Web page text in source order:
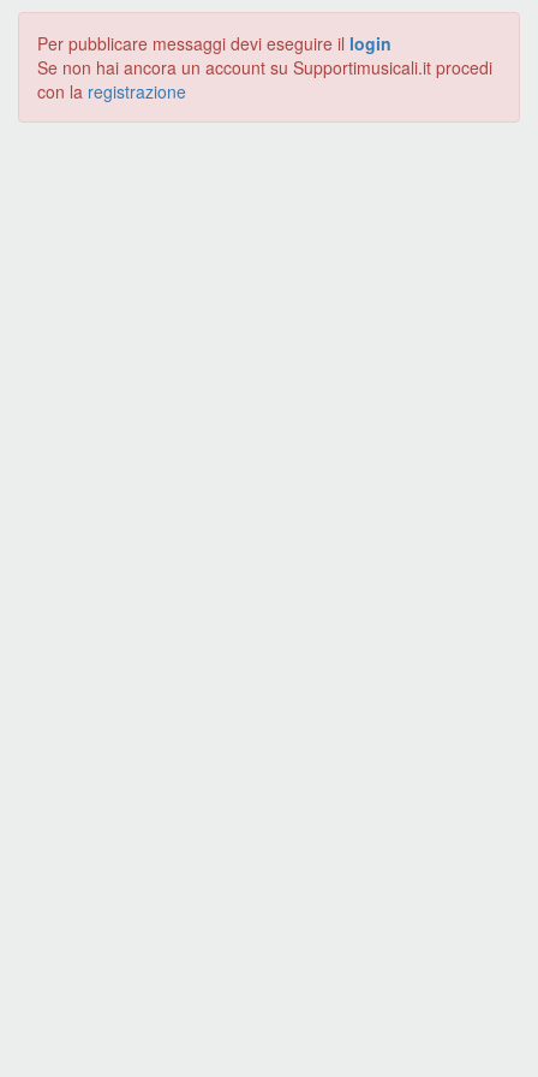
Per pubblicare messaggi devi eseguire il login
Se non hai ancora un account su Supportimusicali.it procedi
con la registrazione